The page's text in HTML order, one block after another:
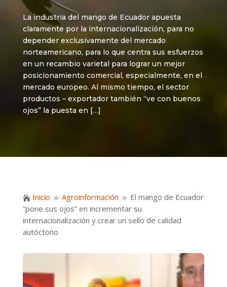
La industria del mango de Ecuador apuesta
claramente por la internacionalización, para no
depender exclusivamente del mercado
norteamericano, para lo que centra sus esfuerzos
en un recambio varietal para lograr un mejor
posicionamiento comercial, especialmente, en el
mercado europeo. Al mismo tiempo, el sector
productos – exportador también “ve con buenos
ojos” la puesta en […]
 Inicio 9 Agroinformación 9 El mango de Ecuador
“pone sus ojos” en incrementar su
internacionalización y crear un sello de calidad
autóctono